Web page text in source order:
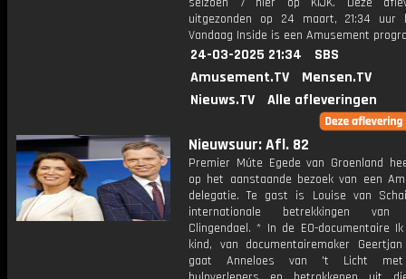
uitgezonden op 24 maart, 21:34 uur
Vandaag Inside is een Amusement
24-03-2025 21:34
SBS
Amusement.TV
Mensen.TV
Nieuws.TV
Alle afleveringen
Nieuwsuur: Afl. 82
Premier Múte Egede van Groenland
op het aanstaande bezoek van een
delegatie. Te gast is Louise van
internationale betrekkingen van
Clingendael. * In de EO-documentaire
kind, van documentairemaker
gaat Anneloes van 't Licht met